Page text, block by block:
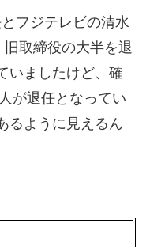
フジテレビの清水
取締役の大半を退
いましたけど、確
が退任となってい
るように見えるん